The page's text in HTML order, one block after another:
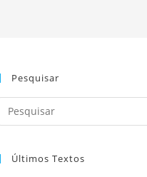
Pesquisar
Últimos Textos